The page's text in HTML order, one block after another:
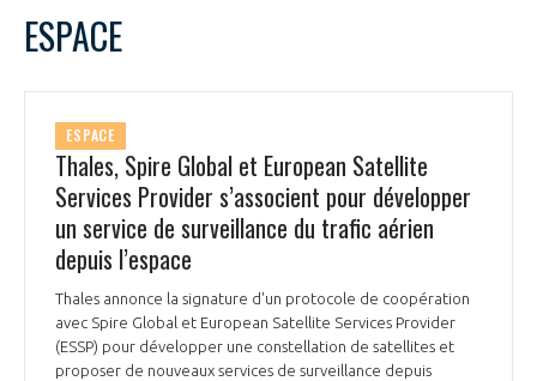
ESPACE
ESPACE
Thales, Spire Global et European Satellite
Services Provider s’associent pour développer
un service de surveillance du trafic aérien
depuis l’espace
Thales annonce la signature d'un protocole de coopération
avec Spire Global et European Satellite Services Provider
(ESSP) pour développer une constellation de satellites et
proposer de nouveaux services de surveillance depuis